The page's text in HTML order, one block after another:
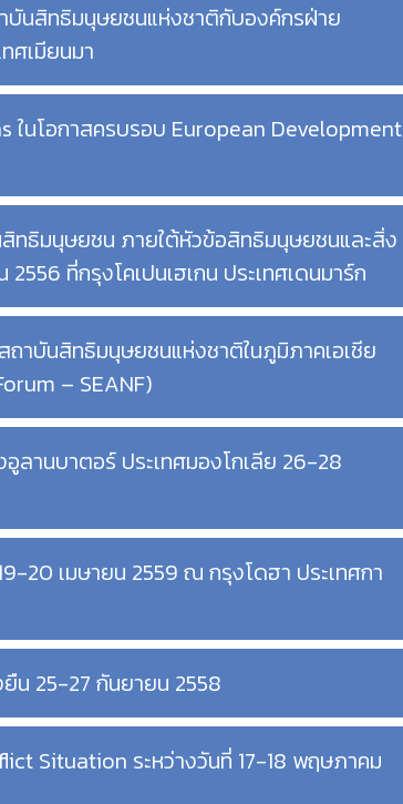
บันสิทธิมนุษยชนแห่งชาติกับองค์กรฝ่าย
ศเมียนมา
นโอกาสครบรอบ European Development
สิทธิมนุษยชน ภายใต้หัวข้อสิทธิมนุษยชนและสิ่ง
ที่กรุงโคเปนเฮเกน ประเทศเดนมาร์ก
าบันสิทธิมนุษยชนแห่งชาติในภูมิภาคเอเชีย
– SEANF)
ลานบาตอร์ ประเทศมองโกเลีย 26-28
20 เมษายน 2559 ณ กรุงโดฮา ประเทศกา
น 25-27 กันยายน 2558
Situation ระหว่างวันที่ 17-18 พฤษภาคม